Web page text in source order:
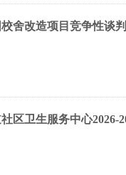
校舍改造项目竞争性谈
区卫生服务中心